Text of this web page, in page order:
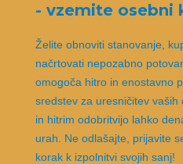
- vzemite osebni
Želite obnoviti stanovanje,
načrtovati nepozabno
omogoča hitro in enostavno
sredstev za uresničitev vaših
in hitrim odobritvijo lahko
urah. Ne odlašajte, prijavite
korak k izpolnitvi svojih sanj!